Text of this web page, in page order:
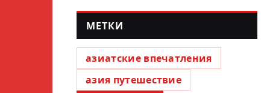
МЕТКИ
азиатские впечатления
азия путешествие